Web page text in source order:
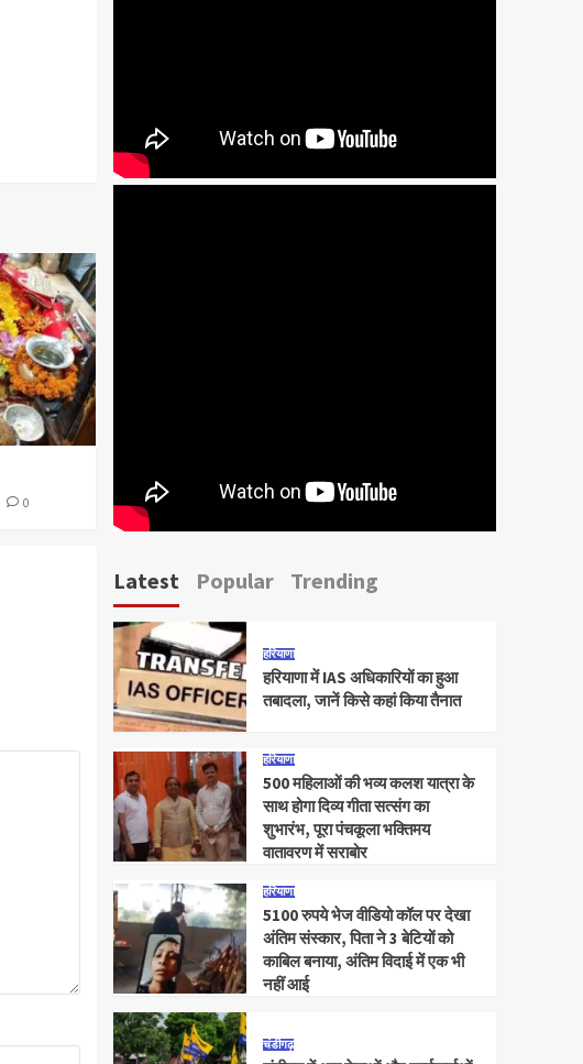
0
Latest Popular Trending
हरियाणा
हरियाणा में IAS अधिकारियों का हुआ
तबादला, जानें किसे कहां किया तैनात
हरियाणा
500 महिलाओं की भव्य कलश यात्रा के
साथ होगा दिव्य गीता सत्संग का
शुभारंभ, पूरा पंचकूला भक्तिमय
वातावरण में सराबोर
हरियाणा
5100 रुपये भेज वीडियो कॉल पर देखा
अंतिम संस्कार, पिता ने 3 बेटियों को
काबिल बनाया, अंतिम विदाई में एक भी
नहीं आई
चंडीगढ़